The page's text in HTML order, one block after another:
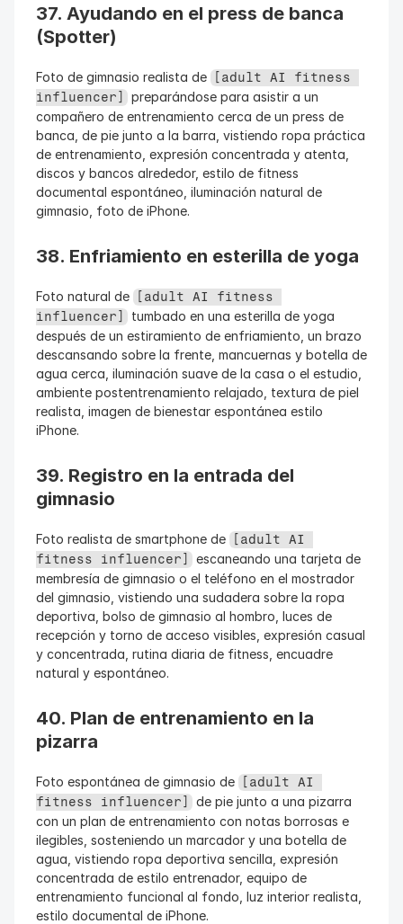
37. Ayudando en el press de banca
(Spotter)
Foto de gimnasio realista de
[adult AI fitness
influencer] preparándose para asistir a un
compañero de entrenamiento cerca de un press de
banca, de pie junto a la barra, vistiendo ropa práctica
de entrenamiento, expresión concentrada y atenta,
discos y bancos alrededor, estilo de fitness
documental espontáneo, iluminación natural de
gimnasio, foto de iPhone.
38. Enfriamiento en esterilla de yoga
Foto natural de
[adult AI fitness
influencer] tumbado en una esterilla de yoga
después de un estiramiento de enfriamiento, un brazo
descansando sobre la frente, mancuernas y botella de
agua cerca, iluminación suave de la casa o el estudio,
ambiente postentrenamiento relajado, textura de piel
realista, imagen de bienestar espontánea estilo
iPhone.
39. Registro en la entrada del
gimnasio
Foto realista de smartphone de
[adult AI
fitness influencer] escaneando una tarjeta de
membresía de gimnasio o el teléfono en el mostrador
del gimnasio, vistiendo una sudadera sobre la ropa
deportiva, bolso de gimnasio al hombro, luces de
recepción y torno de acceso visibles, expresión casual
y concentrada, rutina diaria de fitness, encuadre
natural y espontáneo.
40. Plan de entrenamiento en la
pizarra
Foto espontánea de gimnasio de
[adult AI
fitness influencer] de pie junto a una pizarra
con un plan de entrenamiento con notas borrosas e
ilegibles, sosteniendo un marcador y una botella de
agua, vistiendo ropa deportiva sencilla, expresión
concentrada de estilo entrenador, equipo de
entrenamiento funcional al fondo, luz interior realista,
estilo documental de iPhone.